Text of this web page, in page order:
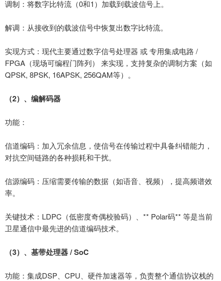
调制：将数字比特流（0和1）加载到载波信号上。
解调：从接收到的载波信号中恢复出数字比特流。
实现方式：现代主要通过数字信号处理器 或专用集成电路 /
FPGA （现场可编程门阵列） 来实现，支持复杂的调制方案（如
QPSK, 8PSK, 16APSK, 256QAM等）。
（2）、 编解码器
功能：
信道编码：加入冗余信息，使信号在传输过程中具备纠错能力，
对抗空间链路的各种损耗和干扰。
信源编码：压缩需要传输的数据（如语音、视频），提高频谱效
率。
关键技术： LDPC （低密度奇偶校验码）、 ** Polar码** 等是当前
卫星通信中最先进的信道编码技术。
（3）、 基带处理器/ SoC
功能：集成DSP CPU 、硬件加速器等，负责整个通信协议栈的